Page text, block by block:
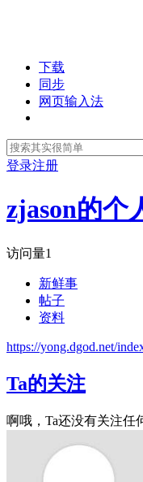
下载
同步
网页输入法
登录注册
zjason的个
访问量1
新鲜事
帖子
资料
https://yong.dgod.net/
Ta的关注
啊哦，Ta还没有关注任